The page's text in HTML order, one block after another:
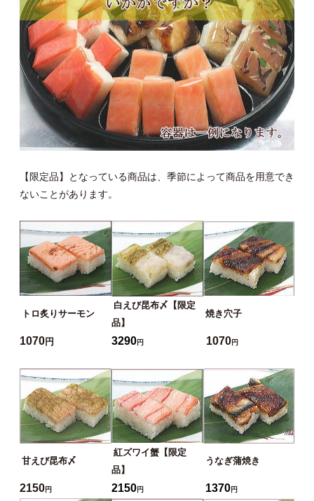
【限定品】となっている商品は、季節によって商品を用意でき
ないことがあります。
トロ炙りサーモン
白えび昆布〆【限定
品】
焼き穴子
1070円 3290円 1070円
甘えび昆布〆
紅ズワイ蟹【限定
品】
うなぎ蒲焼き
2150円 2150円 1370円